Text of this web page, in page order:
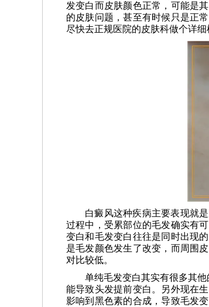
发变白而皮肤颜色正常，可能是
的皮肤问题，甚至有时候只是正
尽快去正规医院的皮肤科做个详
白癜风这种疾病主要表现就
过程中，受累部位的毛发确实有
变白和毛发变白往往是同时出现
是毛发颜色发生了改变，而周围
对比较低。
单纯毛发变白其实有很多其
能导致头发提前变白。另外现在
影响到黑色素的合成，导致毛发